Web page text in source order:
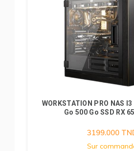
WORKSTATION PRO NAS
Go 500 Go
3199.000
Sur